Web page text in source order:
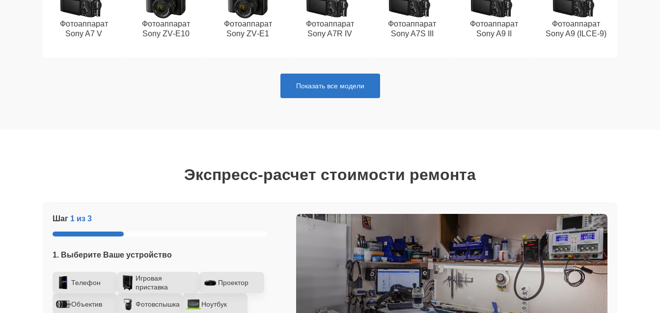
Фотоаппарат
Sony A7 V
Фотоаппарат
Sony ZV‑E10
Фотоаппарат
Sony ZV‑E1
Фотоаппарат
Sony A7R IV
Фотоаппарат
Sony A7S III
Фотоаппарат
Sony A9 II
Фотоаппарат
Sony A9 (ILCE‑9)
Показать все модели
Экспресс-расчет стоимости ремонта
Шаг 1 из 3
1. Выберите Ваше устройство
Телефон
Игровая
приставка
Проектор
Объектив Фотовспышка Ноутбук